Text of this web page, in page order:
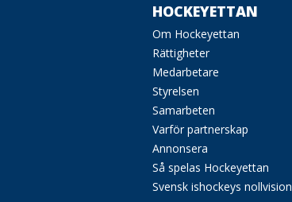
HOCKEYETTAN
Om Hockeyettan
Rättigheter
Medarbetare
Styrelsen
Samarbeten
Varför partnerskap
Annonsera
Så spelas Hockeyettan
Svensk ishockeys nollvision